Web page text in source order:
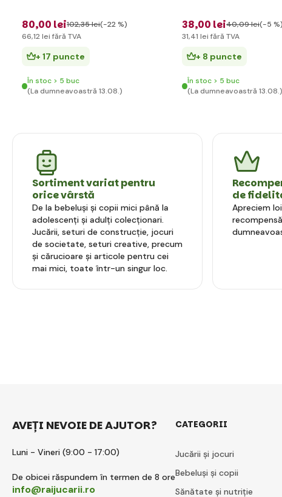
80,00 lei102,35 lei(-22 %)
66,12 lei fără TVA
+ 17 puncte
În stoc > 5 buc
(La dumneavoastră 13.08.)
38,00 lei40,09 lei(-5 %)
31,41 lei fără TVA
+ 8 puncte
În stoc > 5 buc
(La dumneavoastră 13.08.)
Sortiment variat pentru
orice vârstă
De la bebeluși și copii mici până la
adolescenți și adulți colecționari.
Jucării, seturi de construcție, jocuri
de societate, seturi creative, precum
și cărucioare și articole pentru cei
mai mici, toate într-un singur loc.
de
Apreciem
AVEȚI NEVOIE DE AJUTOR?
Luni - Vineri (9:00 - 17:00)
De obicei răspundem în termen de 8 ore
info@raijucarii.ro
CATEGORII
Jucării și jocuri
Bebeluși și copii
Sănătate și nutriție